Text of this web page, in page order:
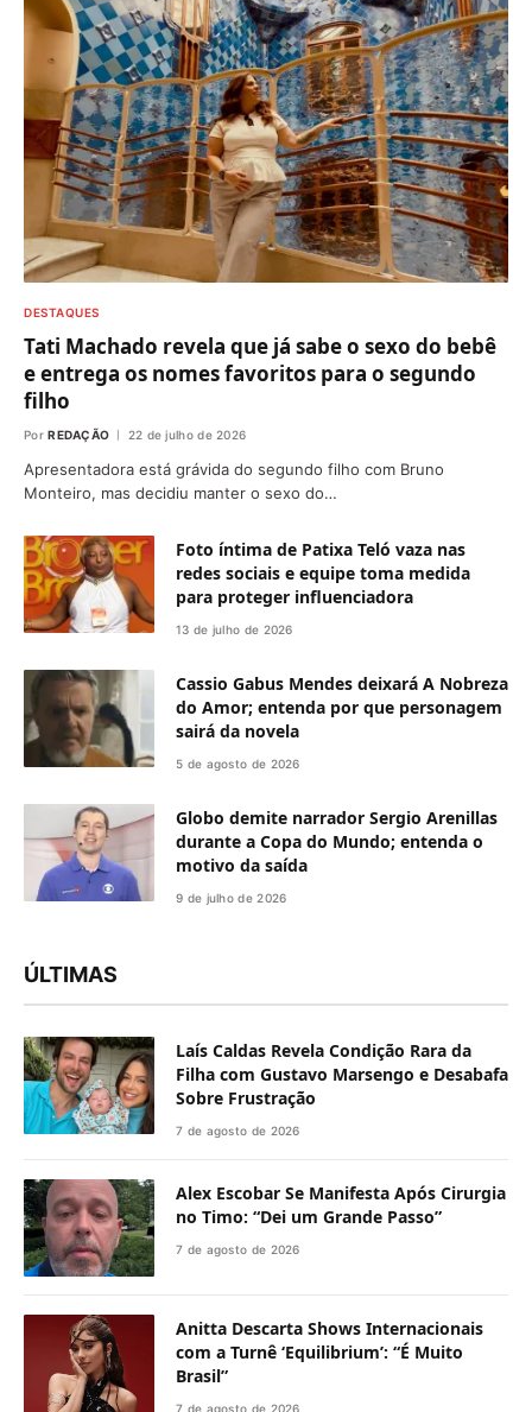
DESTAQUES
Tati Machado revela que já sabe o sexo do bebê
e entrega os nomes favoritos para o segundo
filho
Por REDAÇÃO 22 de julho de 2026
Apresentadora está grávida do segundo filho com Bruno
Monteiro, mas decidiu manter o sexo do…
Foto íntima de Patixa Teló vaza nas
redes sociais e equipe toma medida
para proteger influenciadora
13 de julho de 2026
Cassio Gabus Mendes deixará A Nobreza
do Amor; entenda por que personagem
sairá da novela
5 de agosto de 2026
Globo demite narrador Sergio Arenillas
durante a Copa do Mundo; entenda o
motivo da saída
9 de julho de 2026
ÚLTIMAS
Laís Caldas Revela Condição Rara da
Filha com Gustavo Marsengo e Desabafa
Sobre Frustração
7 de agosto de 2026
Alex Escobar Se Manifesta Após Cirurgia
no Timo: “Dei um Grande Passo”
7 de agosto de 2026
Anitta Descarta Shows Internacionais
com a Turnê ‘Equilibrium’: “É Muito
Brasil”
7 de agosto de 2026